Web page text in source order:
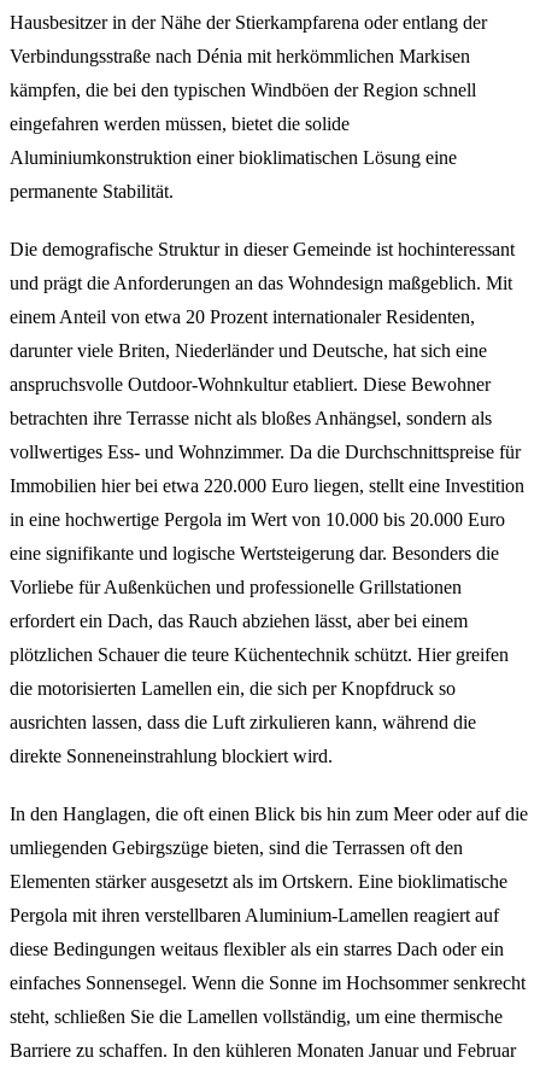
Hausbesitzer in der Nähe der Stierkampfarena oder entlang der
Verbindungsstraße nach Dénia mit herkömmlichen Markisen
kämpfen, die bei den typischen Windböen der Region schnell
eingefahren werden müssen, bietet die solide
Aluminiumkonstruktion einer bioklimatischen Lösung eine
permanente Stabilität.
Die demografische Struktur in dieser Gemeinde ist hochinteressant
und prägt die Anforderungen an das Wohndesign maßgeblich. Mit
einem Anteil von etwa 20 Prozent internationaler Residenten,
darunter viele Briten, Niederländer und Deutsche, hat sich eine
anspruchsvolle Outdoor-Wohnkultur etabliert. Diese Bewohner
betrachten ihre Terrasse nicht als bloßes Anhängsel, sondern als
vollwertiges Ess- und Wohnzimmer. Da die Durchschnittspreise für
Immobilien hier bei etwa 220.000 Euro liegen, stellt eine Investition
in eine hochwertige Pergola im Wert von 10.000 bis 20.000 Euro
eine signifikante und logische Wertsteigerung dar. Besonders die
Vorliebe für Außenküchen und professionelle Grillstationen
erfordert ein Dach, das Rauch abziehen lässt, aber bei einem
plötzlichen Schauer die teure Küchentechnik schützt. Hier greifen
die motorisierten Lamellen ein, die sich per Knopfdruck so
ausrichten lassen, dass die Luft zirkulieren kann, während die
direkte Sonneneinstrahlung blockiert wird.
In den Hanglagen, die oft einen Blick bis hin zum Meer oder auf die
umliegenden Gebirgszüge bieten, sind die Terrassen oft den
Elementen stärker ausgesetzt als im Ortskern. Eine bioklimatische
Pergola mit ihren verstellbaren Aluminium-Lamellen reagiert auf
diese Bedingungen weitaus flexibler als ein starres Dach oder ein
einfaches Sonnensegel. Wenn die Sonne im Hochsommer senkrecht
steht, schließen Sie die Lamellen vollständig, um eine thermische
Barriere zu schaffen. In den kühleren Monaten Januar und Februar